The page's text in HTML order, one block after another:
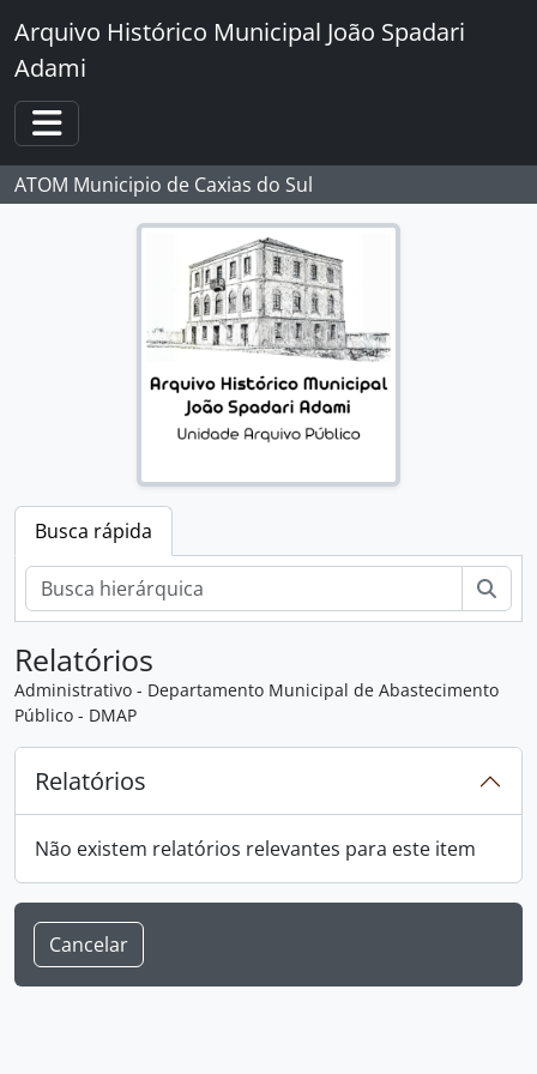
Skip to main content
Arquivo Histórico Municipal João Spadari
Adami
Toggle navigation
ATOM Municipio de Caxias do Sul
Busca rápida
Relatórios
Administrativo - Departamento Municipal de Abastecimento
Público - DMAP
Relatórios
Não existem relatórios relevantes para este item
Cancelar